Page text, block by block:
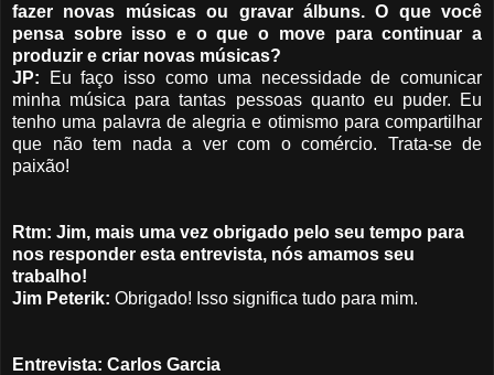
fazer novas músicas ou gravar álbuns. O que você
pensa sobre isso e o que o move para continuar a
produzir e criar novas músicas?
JP: Eu faço isso como uma necessidade de comunicar
minha música para tantas pessoas quanto eu puder. Eu
tenho uma palavra de alegria e otimismo para compartilhar
que não tem nada a ver com o comércio. Trata-se de
paixão!
Rtm: Jim, mais uma vez obrigado pelo seu tempo para
nos responder esta entrevista, nós amamos seu
trabalho!
Jim Peterik: Obrigado! Isso significa tudo para mim.
Entrevista: Carlos Garcia